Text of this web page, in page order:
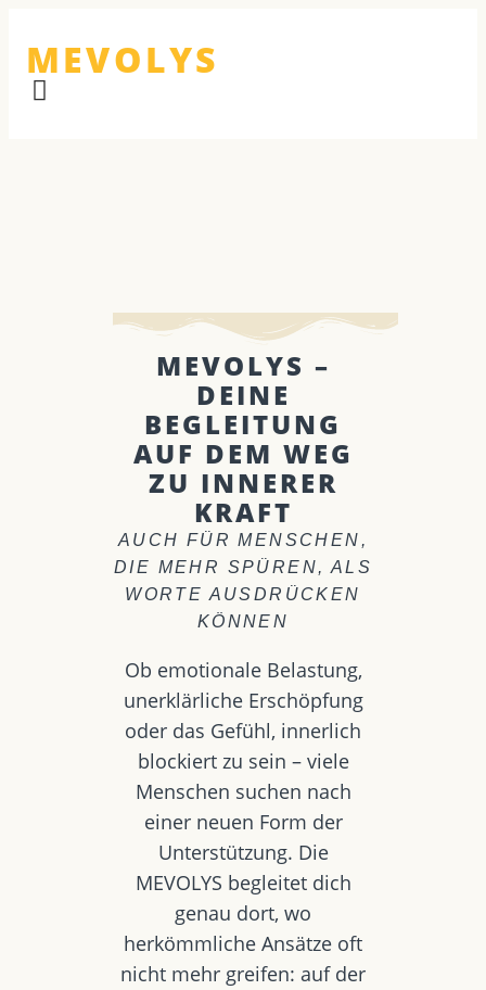
MEVOLYS
MEVOLYS –
DEINE
BEGLEITUNG
AUF DEM WEG
ZU INNERER
KRAFT
AUCH FÜR MENSCHEN,
DIE MEHR SPÜREN, ALS
WORTE AUSDRÜCKEN
KÖNNEN
Ob emotionale Belastung,
unerklärliche Erschöpfung
oder das Gefühl, innerlich
blockiert zu sein – viele
Menschen suchen nach
einer neuen Form der
Unterstützung. Die
MEVOLYS begleitet dich
genau dort, wo
herkömmliche Ansätze oft
nicht mehr greifen: auf der